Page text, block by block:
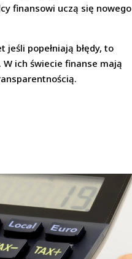
finansowi uczą się nowego
popełniają błędy, to
ich świecie finanse mają